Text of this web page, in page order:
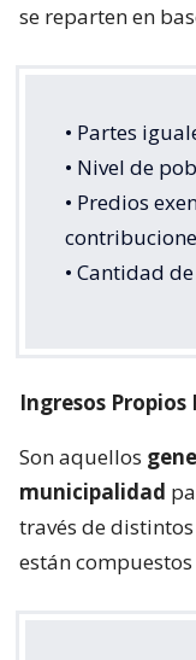
se reparten en
• Partes
• Nivel de
• Predios
• Cantidad
Ingresos Propios
Son aquellos
municipalidad
través de
están